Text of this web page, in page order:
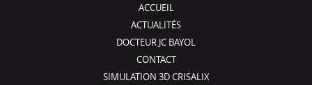
ACCUEIL
ACTUALITÉS
DOCTEUR JC BAYOL
CONTACT
SIMULATION 3D CRISALIX